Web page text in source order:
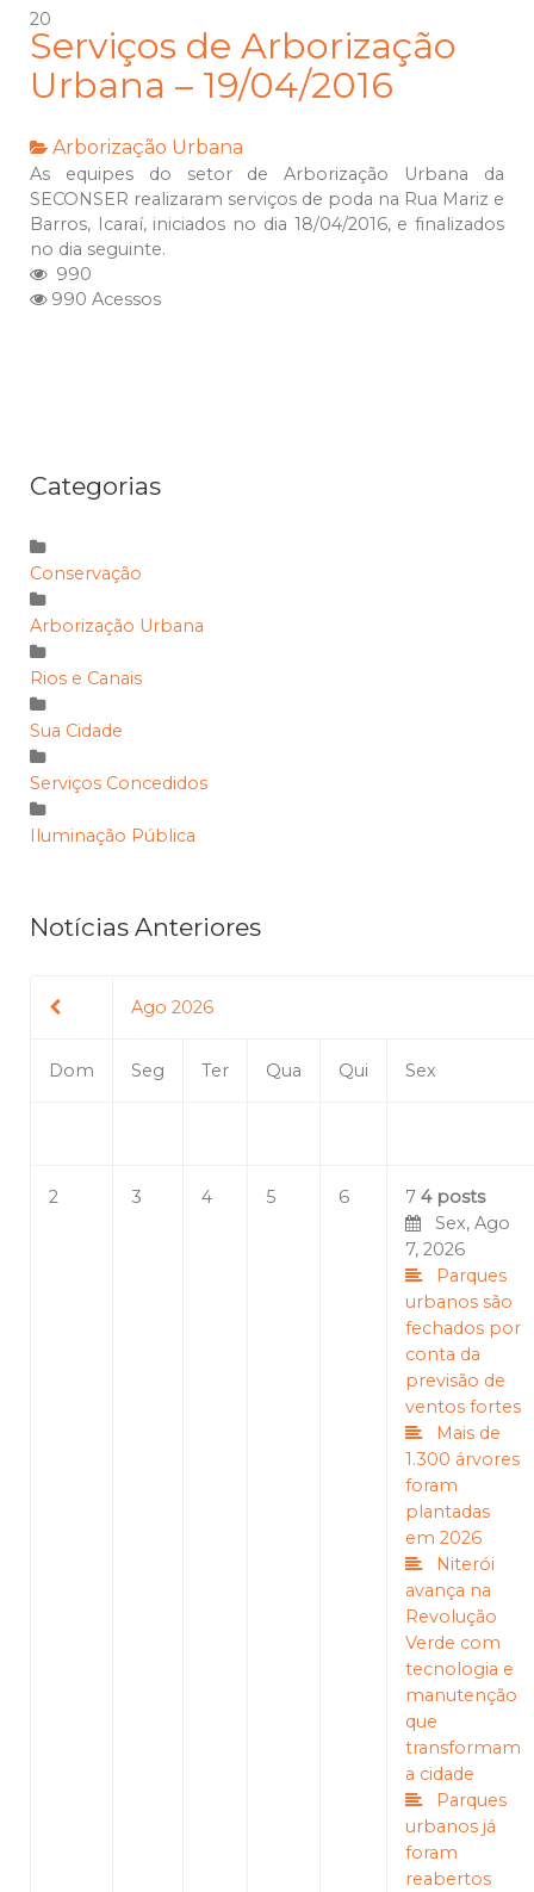
20
Serviços de Arborização
Urbana – 19/04/2016
Arborização Urbana
As equipes do setor de Arborização Urbana da
SECONSER realizaram serviços de poda na Rua Mariz e
Barros, Icaraí, iniciados no dia 18/04/2016, e finalizados
no dia seguinte.
990
990 Acessos
Categorias
Conservação
Arborização Urbana
Rios e Canais
Sua Cidade
Serviços Concedidos
Iluminação Pública
Notícias Anteriores
Ago 2026
Dom Seg Ter Qua Qui Sex
2 3 4 5 6 7 4 posts
Sex, Ago
7, 2026
Parques
urbanos são
fechados por
conta da
previsão de
ventos fortes
Mais de
1.300 árvores
foram
plantadas
em 2026
Niterói
avança na
Revolução
Verde com
tecnologia e
manutenção
que
transformam
a cidade
Parques
urbanos já
foram
reabertos